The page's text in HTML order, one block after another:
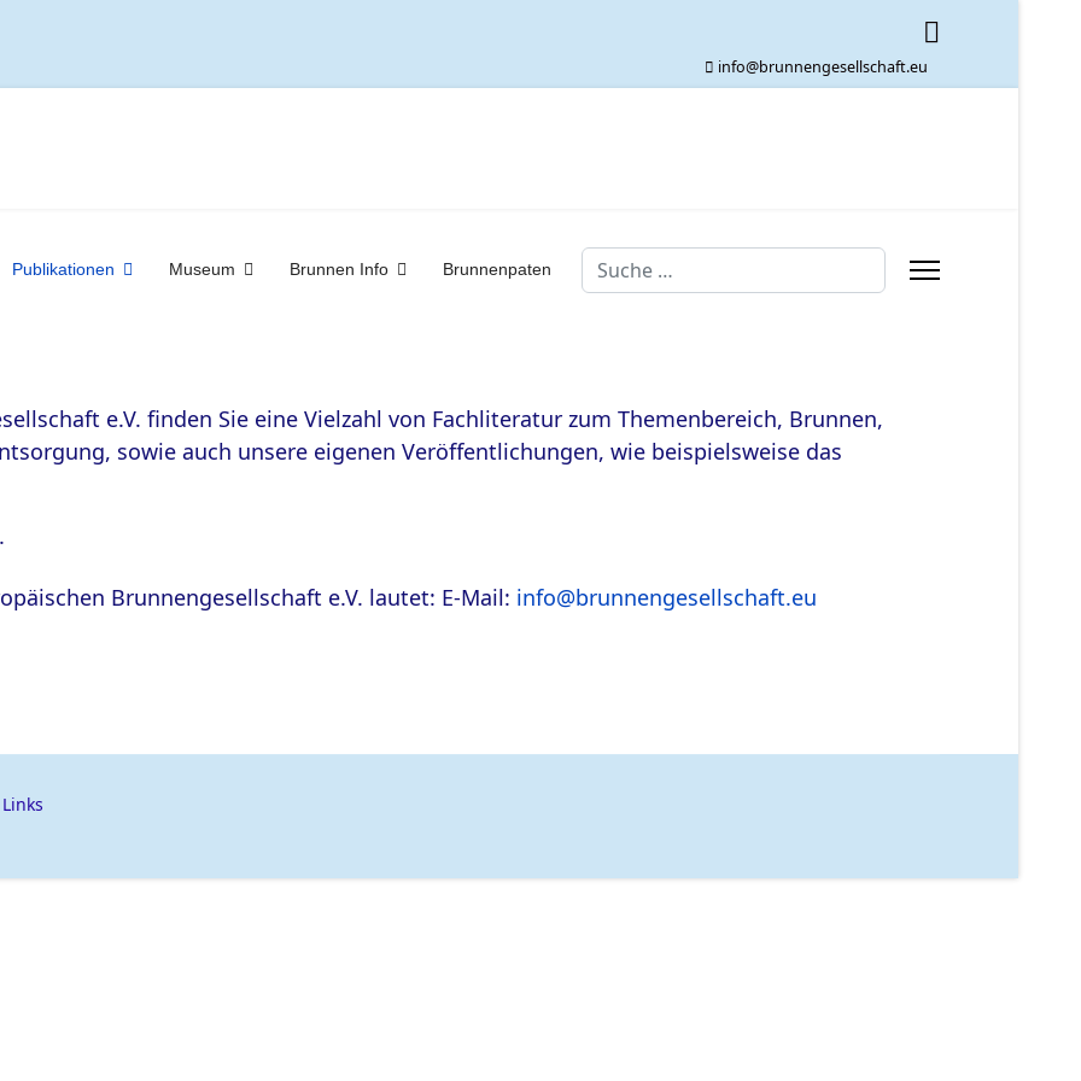
info@brunnengesellschaft.eu
Publikationen Museum Brunnen Info Brunnenpaten Suchen
e.V. finden Sie eine Vielzahl von Fachliteratur zum Themenbereich, Brunnen,
sowie auch unsere eigenen Veröffentlichungen, wie beispielsweise das
Brunnengesellschaft e.V. lautet: E-Mail: info@brunnengesellschaft.eu
Links